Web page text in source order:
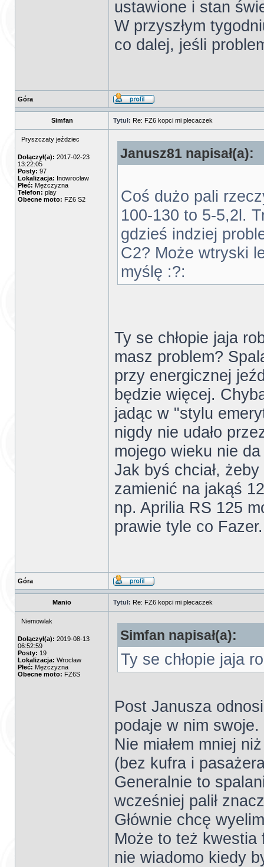
ustawione i stan
W przyszłym
co dalej, jeśli
Góra
Simfan Tytuł: Re: FZ6 kopci mi plecaczek
Pryszczaty jeździec
Dołączył(a): 2017-02-23
13:22:05
Posty: 97
Lokalizacja: Inowrocław
Płeć: Mężczyzna
Telefon: play
Obecne moto: FZ6 S2
Janusz81 napisał(a):
Coś dużo pali
100-130 to 5-5,2l.
gdzieś indziej
C2? Może wtryski
myślę :?:
Ty se chłopie jaja
masz problem?
przy energicznej
będzie więcej.
jadąc w "stylu
nigdy nie udało
mojego wieku nie
Jak byś chciał,
zamienić na jakąś
np. Aprilia RS 125
prawie tyle co Fazer.
Góra
Manio Tytuł: Re: FZ6 kopci mi plecaczek
Niemowlak
Dołączył(a): 2019-08-13
06:52:59
Posty: 19
Lokalizacja: Wrocław
Płeć: Mężczyzna
Obecne moto: FZ6S
Simfan napisał(a):
Ty se chłopie jaja
Post Janusza
podaje w nim swoje.
Nie miałem mniej
(bez kufra i
Generalnie to
wcześniej palił
Głównie chcę
Może to też
nie wiadomo kiedy